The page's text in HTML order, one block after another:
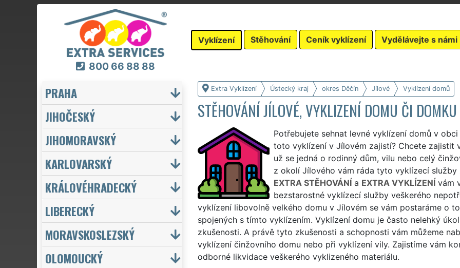
800 66 88 88
Vyklízení Stěhování Ceník vyklízení Vydělávejte s námi
Extra Vyklízení Ústecký kraj okres Děčín Jílové Vyklízení domů
STĚHOVÁNÍ JÍLOVÉ, VYKLIZENÍ DOMU ČI DOMKU
Potřebujete sehnat levné vyklízení domů v
toto vyklízení v Jílovém zajistí? Chcete zajistit
už se jedná o rodinný dům, vilu nebo celý
z okolí Jílového vám ráda tyto vyklízecí
EXTRA STĚHOVÁNÍa EXTRA VYKLÍZENÍvám
bezstarostné vyklízecí služby veškerého
vyklízení libovolně velkého domu v Jílovém se vám postaráme o
spojených s tímto vyklízením. Vyklízení domu je často nelehký
zkušenosti. A právě tyto zkušenosti a schopnosti vám můžeme
vyklízení činžovního domu nebo při vyklízení vily. Zajistíme vám
odborné likvidace veškerého vyklizeného materiálu.
PRAHA
JIHOČESKÝ
JIHOMORAVSKÝ
KARLOVARSKÝ
KRÁLOVÉHRADECKÝ
LIBERECKÝ
MORAVSKOSLEZSKÝ
OLOMOUCKÝ